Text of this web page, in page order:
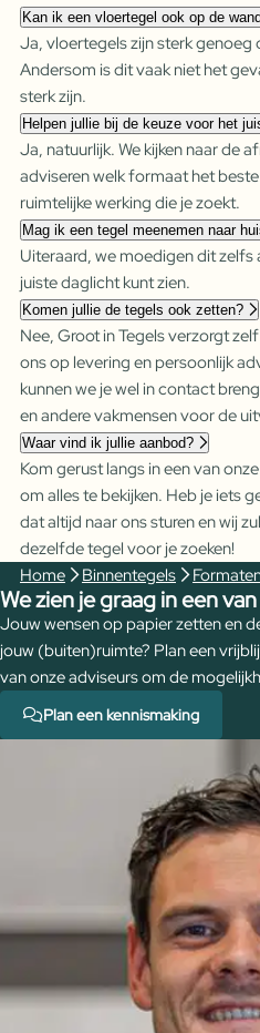
Kan ik een vloertegel ook op de
Ja, vloertegels zijn sterk genoeg
Andersom is dit vaak niet het
sterk zijn.
Helpen jullie bij de keuze voor het
Ja, natuurlijk. We kijken naar de
adviseren welk formaat het
ruimtelijke werking die je zoekt.
Mag ik een tegel meenemen naar
Uiteraard, we moedigen dit zelfs
juiste daglicht kunt zien.
Komen jullie de tegels ook zetten?
Nee, Groot in Tegels verzorgt
ons op levering en persoonlijk
kunnen we je wel in contact
en andere vakmensen voor de
Waar vind ik jullie aanbod?
Kom gerust langs in een van
om alles te bekijken. Heb je iets
dat altijd naar ons sturen en wij
dezelfde tegel voor je zoeken!
Home
Binnentegels
We zien je graag in een
Jouw wensen op papier zetten en
jouw (buiten)ruimte? Plan een
van onze adviseurs om de
Plan een kennismaking